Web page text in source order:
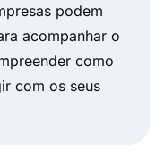
podem
acompanhar o
como
com os seus